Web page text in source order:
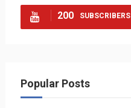
200 SUBSCRIBERS
Popular Posts